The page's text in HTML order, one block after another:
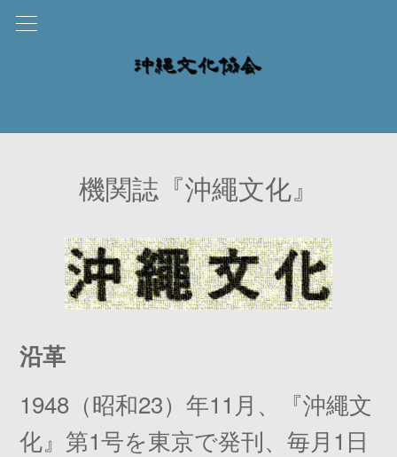
機関誌『沖繩文化』
沿革
1948（昭和23）年11月、『沖繩文
化』第1号を東京で発刊、毎月1日